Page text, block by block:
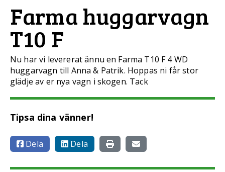
Farma huggarvagn
T10 F
Nu har vi levererat ännu en Farma T10 F 4 WD
huggarvagn till Anna & Patrik. Hoppas ni får stor
glädje av er nya vagn i skogen. Tack
Tipsa dina vänner!
Dela Dela